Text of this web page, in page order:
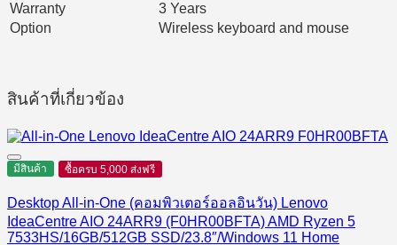
Warranty
3 Years
Option
Wireless keyboard and mouse
สินค้าที่เกี่ยวข้อง
มีสินค้า ซื้อครบ 5,000 ส่งฟรี
Desktop All-in-One (คอมพิวเตอร์ออลอินวัน) Lenovo
IdeaCentre AIO 24ARR9 (F0HR00BFTA) AMD Ryzen 5
7533HS/16GB/512GB SSD/23.8″/Windows 11 Home